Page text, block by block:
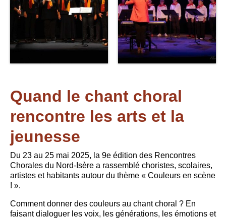
Quand le chant choral
rencontre les arts et la
jeunesse
Du 23 au 25 mai 2025, la 9e édition des Rencontres
Chorales du Nord-Isère a rassemblé choristes, scolaires,
artistes et habitants autour du thème « Couleurs en scène
! ».
Comment donner des couleurs au chant choral ? En
faisant dialoguer les voix, les générations, les émotions et